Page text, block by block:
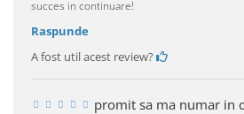
succes in continuare!
Raspunde
A fost util acest review?
promit sa ma numar in